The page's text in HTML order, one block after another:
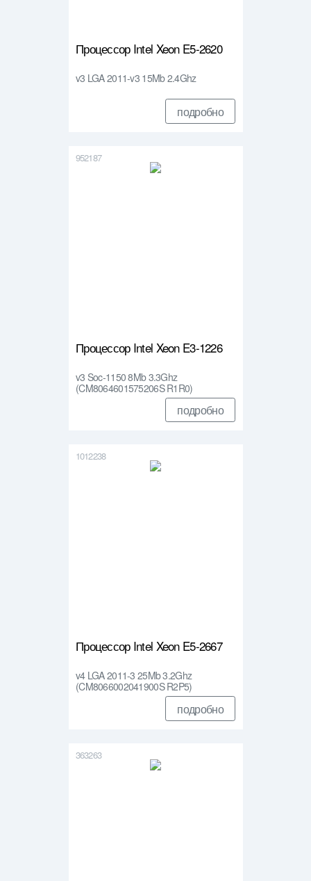
Процессор Intel Xeon E5-2620
v3 LGA 2011-v3 15Mb 2.4Ghz
подробно
952187
Процессор Intel Xeon E3-1226
v3 Soc-1150 8Mb 3.3Ghz
(CM8064601575206S R1R0)
подробно
1012238
Процессор Intel Xeon E5-2667
v4 LGA 2011-3 25Mb 3.2Ghz
(CM8066002041900S R2P5)
подробно
363263